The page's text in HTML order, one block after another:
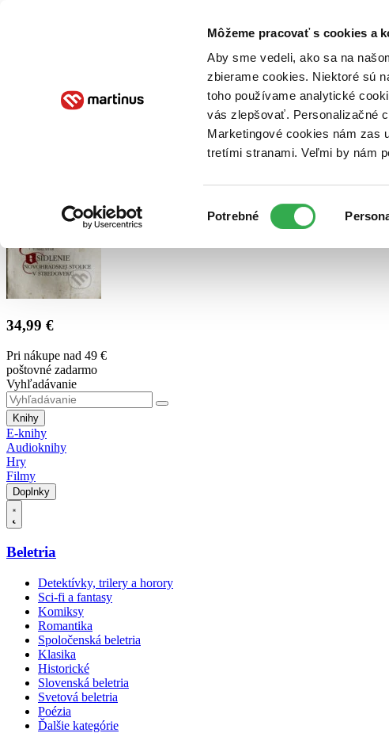
Môžeme pracovať s cookies a
Aby sme vedeli, ako sa na
zbierame cookies. Niektoré sú
toho používame analytické
vás zlepšovať. Personalizačné
Marketingové cookies nám zas
tretími stranami. Veľmi by nám
súhlasu
Potrebné
Poukážky Kontakt
34,99 €
Pri nákupe nad 49 €
poštovné zadarmo
Vyhľadávanie
Knihy
E-knihy
Audioknihy
Hry
Filmy
Doplnky
Beletria
Detektívky, trilery a horory
Sci-fi a fantasy
Komiksy
Romantika
Spoločenská beletria
Klasika
Historické
Slovenská beletria
Svetová beletria
Poézia
Ďalšie kategórie